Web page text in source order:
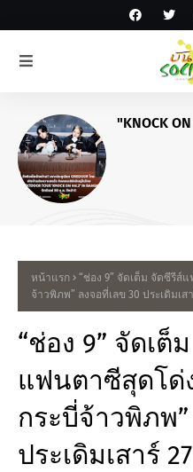
เตรียมฟินค
หน้าแรก
“ช่อง 9” จัดเต็ม จัดซีรีส์
จ้าวพิภพ” ลงจอที่เลข 30 ประเดิมเส
“ช่อง 9” จัดเต็
แฟนตาซีสุดโด่
กระบี่จ้าวพิภพ
ประเดิมเสาร์